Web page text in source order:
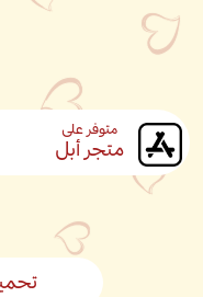
متوفر على
متجر أبل